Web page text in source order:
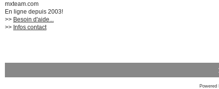
mxteam.com
En ligne depuis 2003!
>> Besoin d'aide...
>> Infos contact